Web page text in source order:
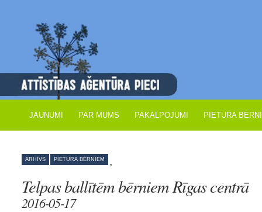
JAUNUMI PAR MUMS PAKALPOJUMI PIETURA
ARHĪVS ,
PIETURA BĒRNIEM
Telpas ballītēm bērniem Rīgas centrā
2016-05-17